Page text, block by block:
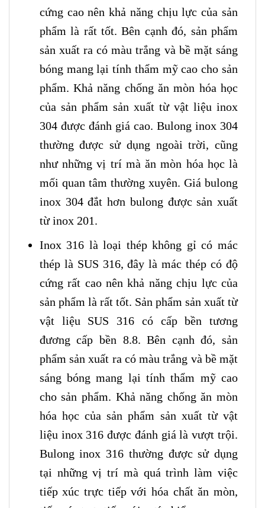
cứng cao nên khả năng chịu lực của sản
phẩm là rất tốt. Bên cạnh đó, sản phẩm
sản xuất ra có màu trắng và bề mặt sáng
bóng mang lại tính thẩm mỹ cao cho sản
phẩm. Khả năng chống ăn mòn hóa học
của sản phẩm sản xuất từ vật liệu inox
304 được đánh giá cao. Bulong inox 304
thường được sử dụng ngoài trời, cũng
như những vị trí mà ăn mòn hóa học là
mối quan tâm thường xuyên. Giá bulong
inox 304 đắt hơn bulong được sản xuất
từ inox 201.
Inox 316 là loại thép không gỉ có mác
thép là SUS 316, đây là mác thép có độ
cứng rất cao nên khả năng chịu lực của
sản phẩm là rất tốt. Sản phẩm sản xuất từ
vật liệu SUS 316 có cấp bền tương
đương cấp bền 8.8. Bên cạnh đó, sản
phẩm sản xuất ra có màu trắng và bề mặt
sáng bóng mang lại tính thẩm mỹ cao
cho sản phẩm. Khả năng chống ăn mòn
hóa học của sản phẩm sản xuất từ vật
liệu inox 316 được đánh giá là vượt trội.
Bulong inox 316 thường được sử dụng
tại những vị trí mà quá trình làm việc
tiếp xúc trực tiếp với hóa chất ăn mòn,